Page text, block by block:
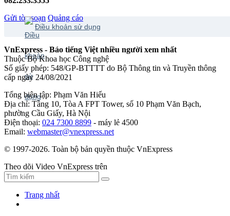
Gửi tòa soạn Quảng cáo
Điều khoản sử dụng
VnExpress - Báo tiếng Việt nhiều người xem nhất
Thuộc Bộ Khoa học Công nghệ
Số giấy phép: 548/GP-BTTTT do Bộ Thông tin và Truyền thông
cấp ngày 24/08/2021
Tổng biên tập: Phạm Văn Hiếu
Địa chỉ: Tầng 10, Tòa A FPT Tower, số 10 Phạm Văn Bạch,
phường Cầu Giấy, Hà Nội
Điện thoại: 024 7300 8899 - máy lẻ 4500
Email: webmaster@vnexpress.net
© 1997-2026. Toàn bộ bản quyền thuộc VnExpress
Theo dõi Video VnExpress trên
Trang nhất